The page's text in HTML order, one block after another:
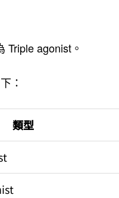
Triple agonist。
：
類型